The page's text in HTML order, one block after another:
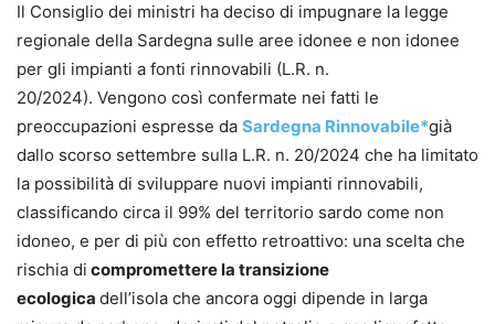
Il Consiglio dei ministri ha deciso di impugnare la legge
regionale della Sardegna sulle aree idonee e non idonee
per gli impianti a fonti rinnovabili (L.R. n.
20/2024). Vengono così confermate nei fatti le
preoccupazioni espresse da Sardegna Rinnovabile*già
dallo scorso settembre sulla L.R. n. 20/2024 che ha limitato
la possibilità di sviluppare nuovi impianti rinnovabili,
classificando circa il 99% del territorio sardo come non
idoneo, e per di più con effetto retroattivo: una scelta che
rischia di compromettere la transizione
ecologica dell’isola che ancora oggi dipende in larga